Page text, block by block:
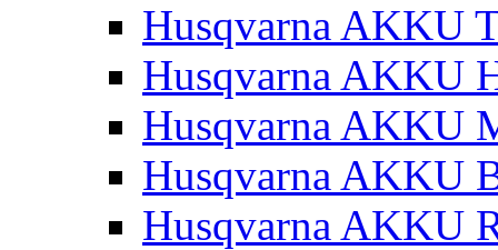
Husqvarna AKKU
Husqvarna AKKU
Husqvarna AKKU
Husqvarna AKKU
Husqvarna AKKU